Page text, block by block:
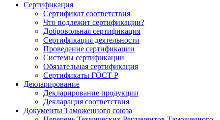
Сертификация
Сертификат соответствия
Что подлежит сертификации?
Добровольная сертификация
Сертификация деятельности
Проведение сертификации
Системы сертификации
Обязательная сертификация
Сертификаты ГОСТ Р
Декларирование
Декларирование продукции
Декларация соответствия
Документы Таможенного союза